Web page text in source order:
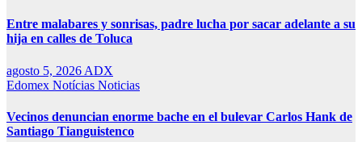
Entre malabares y sonrisas, padre lucha por sacar adelante a su
hija en calles de Toluca
agosto 5, 2026 ADX
Edomex Notícias Noticias
Vecinos denuncian enorme bache en el bulevar Carlos Hank de
Santiago Tianguistenco